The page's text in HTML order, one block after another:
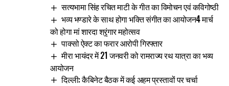
सत्यभामा सिंह रचित माटी के गीत का विमोचन एवं कविगोष्ठी
भव्य भण्डारे के साथ होगा भक्ति संगीत का आयोजन4 मार्च
को होगा मां शारदा श्रृंगार महोत्सव
पाक्सो ऐक्ट का फरार आरोपी गिरफ्तार
मीरा भायंदर में 21 जनवरी को रामराज्य रथ यात्रा का भव्य
आयोजन
दिल्ली: कैबिनेट बैठक में कई अहम प्रस्तावों पर चर्चा